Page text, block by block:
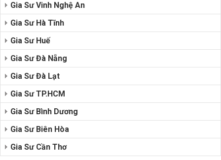
Gia Sư Vinh Nghệ An
Gia Sư Hà Tĩnh
Gia Sư Huế
Gia Sư Đà Nẵng
Gia Sư Đà Lạt
Gia Sư TP.HCM
Gia Sư Bình Dương
Gia Sư Biên Hòa
Gia Sư Cần Thơ